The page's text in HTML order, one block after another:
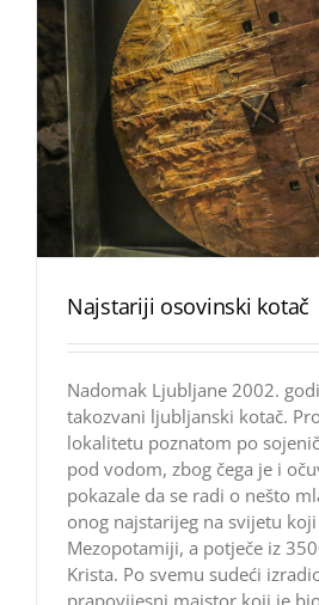
Najstariji osovinski kotač
Nadomak Ljubljane 2002.
takozvani ljubljanski kotač.
lokalitetu poznatom po
pod vodom, zbog čega je i
pokazale da se radi o nešto
onog najstarijeg na svijetu
Mezopotamiji, a potječe iz
Krista. Po svemu sudeći